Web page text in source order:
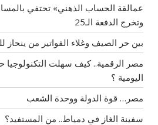
عمالقة الحساب الذهني» تحتفي
وتخرج الدفعة الـ25
بين حر الصيف وغلاء الفواتير من ينحاز
مصر الرقمية.. كيف سهلت التكنولوجيا
اليومية ؟
مصر… قوة الدولة ووحدة الشعب
سفينة الغاز في دمياط.. من المستفيد؟